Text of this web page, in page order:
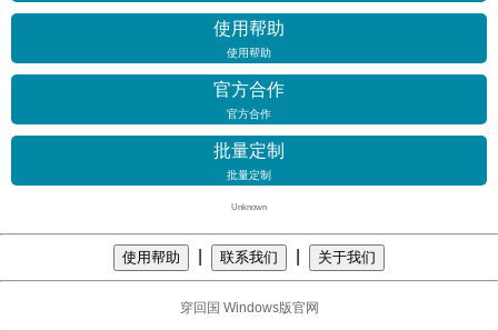
使用帮助
使用帮助
官方合作
官方合作
批量定制
批量定制
Unknown
使用帮助 联系我们 关于我们
穿回国 Windows版官网